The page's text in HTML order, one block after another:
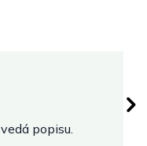
popisu.